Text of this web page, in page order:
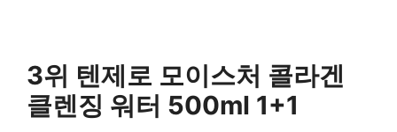
3위 텐제로 모이스처 콜라겐
클렌징 워터 500ml 1+1